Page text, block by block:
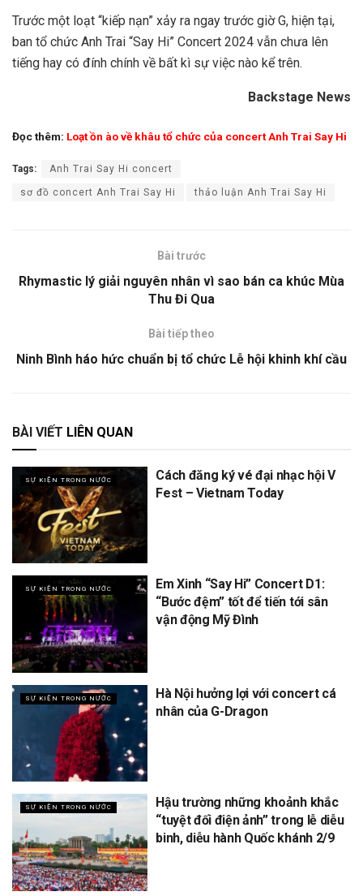
Trước một loạt “kiếp nạn” xảy ra ngay trước giờ G, hiện tại,
ban tổ chức Anh Trai “Say Hi” Concert 2024 vẫn chưa lên
tiếng hay có đính chính về bất kì sự việc nào kể trên.
Backstage News
Đọc thêm: Loạt ồn ào về khâu tổ chức của concert Anh Trai Say Hi
Tags: Anh Trai Say Hi concert
sơ đồ concert Anh Trai Say Hi thảo luận Anh Trai Say Hi
Bài trước
Rhymastic lý giải nguyên nhân vì sao bán ca khúc Mùa
Thu Đi Qua
Bài tiếp theo
Ninh Bình háo hức chuẩn bị tổ chức Lễ hội khinh khí cầu
BÀI VIẾT LIÊN QUAN
SỰ KIỆN TRONG NƯỚC
Cách đăng ký vé đại nhạc hội V
Fest – Vietnam Today
SỰ KIỆN TRONG NƯỚC
Em Xinh “Say Hi” Concert D1:
“Bước đệm” tốt để tiến tới sân
vận động Mỹ Đình
SỰ KIỆN TRONG NƯỚC
Hà Nội hưởng lợi với concert cá
nhân của G-Dragon
SỰ KIỆN TRONG NƯỚC
Hậu trường những khoảnh khắc
“tuyệt đối điện ảnh” trong lễ diễu
binh, diễu hành Quốc khánh 2/9